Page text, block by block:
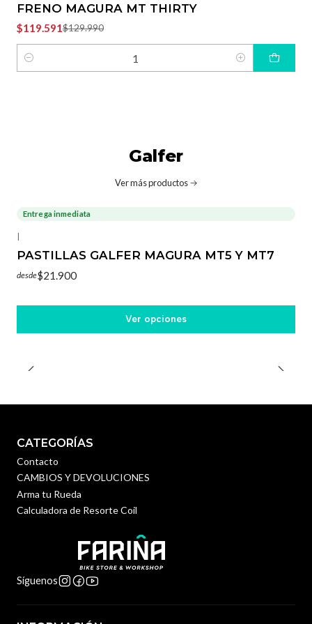
FRENO MAGURA MT THIRTY
$119.591$129.990
Cantidad
Galfer
Ver más productos
Entrega inmediata
|
PASTILLAS GALFER MAGURA MT5 Y MT7
desde$21.900
Ver opciones
CATEGORÍAS
Contacto
CAMBIOS Y DEVOLUCIONES
Arma tu Rueda
Calculadora de Resorte Coil
Síguenos